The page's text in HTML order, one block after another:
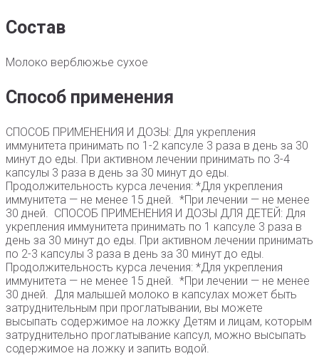
Состав
Молоко верблюжье сухое
Способ применения
СПОСОБ ПРИМЕНЕНИЯ И ДОЗЫ: Для укрепления
иммунитета принимать по 1-2 капсуле 3 раза в день за 30
минут до еды. При активном лечении принимать по 3-4
капсулы 3 раза в день за 30 минут до еды.
Продолжительность курса лечения: *Для укрепления
иммунитета — не менее 15 дней. *При лечении — не менее
30 дней. СПОСОБ ПРИМЕНЕНИЯ И ДОЗЫ ДЛЯ ДЕТЕЙ: Для
укрепления иммунитета принимать по 1 капсуле 3 раза в
день за 30 минут до еды. При активном лечении принимать
по 2-3 капсулы 3 раза в день за 30 минут до еды.
Продолжительность курса лечения: *Для укрепления
иммунитета — не менее 15 дней. *При лечении — не менее
30 дней. Для малышей молоко в капсулах может быть
затруднительным при проглатывании, вы можете
высыпать содержимое на ложку Детям и лицам, которым
затруднительно проглатывание капсул, можно высыпать
содержимое на ложку и запить водой.